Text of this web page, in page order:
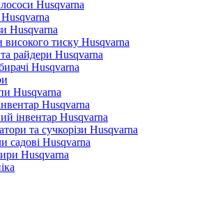
Husqvarna
Husqvarna
тиску Husqvarna
райдери Husqvarna
Husqvarna
Husqvarna
Husqvarna
інвентар Husqvarna
та сучкорізи Husqvarna
садові Husqvarna
Husqvarna